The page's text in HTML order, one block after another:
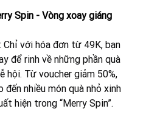
Spin - Vòng xoay giáng
Chỉ với hóa đơn từ 49K, bạn
để rinh về những phần quà
hội. Từ voucher giảm 50%,
nhiều món quà nhỏ xinh
hiện trong “Merry Spin”.